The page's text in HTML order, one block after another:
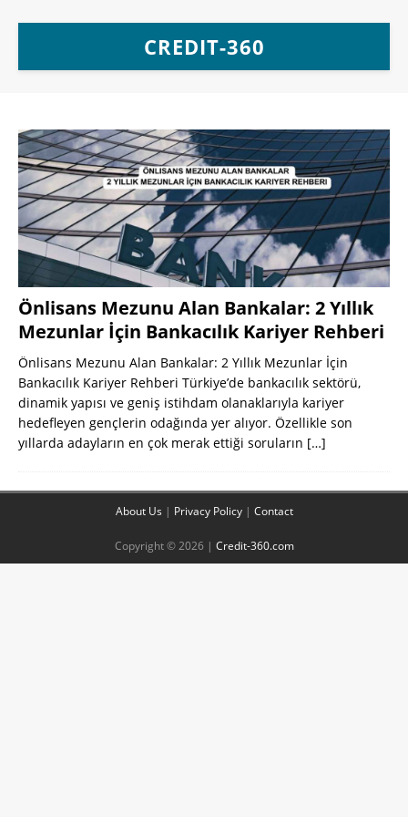
CREDIT-360
Önlisans Mezunu Alan Bankalar: 2 Yıllık
Mezunlar İçin Bankacılık Kariyer Rehberi
Önlisans Mezunu Alan Bankalar: 2 Yıllık Mezunlar İçin
Bankacılık Kariyer Rehberi Türkiye’de bankacılık sektörü,
dinamik yapısı ve geniş istihdam olanaklarıyla kariyer
hedefleyen gençlerin odağında yer alıyor. Özellikle son
yıllarda adayların en çok merak ettiği soruların […]
About Us | Privacy Policy| Contact
Copyright © 2026 | Credit-360.com